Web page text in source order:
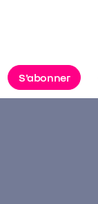
S'abonner